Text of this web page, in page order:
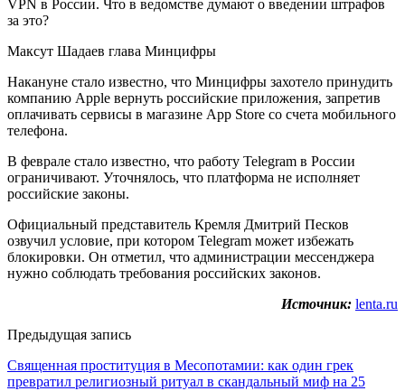
Максут Шадаев глава Минцифры
Накануне стало известно, что Минцифры захотело принудить
компанию Apple вернуть российские приложения, запретив
оплачивать сервисы в магазине App Store со счета мобильного
телефона.
В феврале стало известно, что работу Telegram в России
ограничивают. Уточнялось, что платформа не исполняет
российские законы.
Официальный представитель Кремля Дмитрий Песков
озвучил условие, при котором Telegram может избежать
блокировки. Он отметил, что администрации мессенджера
нужно соблюдать требования российских законов.
Источник: lenta.ru
Предыдущая запись
Священная проституция в Месопотамии: как один грек
превратил религиозный ритуал в скандальный миф на 25